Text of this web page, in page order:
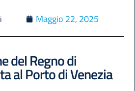
Maggio 22, 2025
del Regno di
al Porto di Venezia